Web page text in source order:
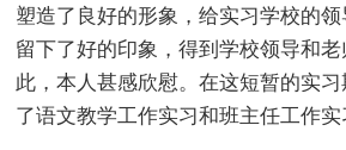
塑造了良好的形象，给实习学校的
留下了好的印象，得到学校领导和
此，本人甚感欣慰。在这短暂的实
了语文教学工作实习和班主任工作实